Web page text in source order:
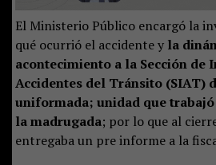
El Ministerio Público encargó la
qué ocurrió el accidente y la
acontecimiento a la Sección de
Accidentes del Tránsito (SIAT)
uniformada; unidad que
la madrugada; por lo que al
entregaba un pre informe a la